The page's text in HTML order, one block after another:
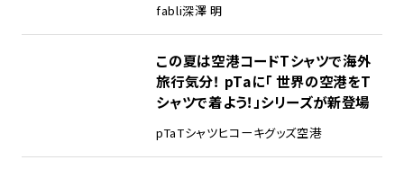
fabli深澤 明
この夏は空港コードTシャツで海外
旅行気分！ pTaに「 世界の空港をT
シャツで着よう！」シリーズが新登場
pTaTシャツヒコーキグッズ空港